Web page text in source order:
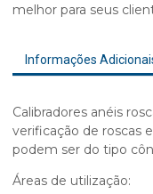
melhor para seus
Informações
Calibradores anéis
verificação de roscas
podem ser do tipo
Áreas de utilização: